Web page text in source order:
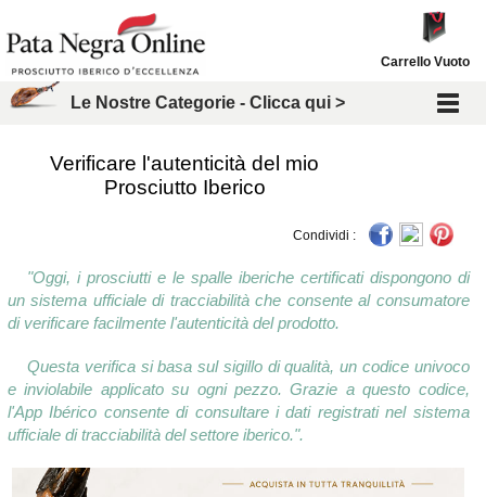
Carrello Vuoto
Le Nostre Categorie - Clicca qui >
Verificare l'autenticità del mio
Prosciutto Iberico
Condividi :
"Oggi, i prosciutti e le spalle iberiche certificati dispongono di
un sistema ufficiale di tracciabilità che consente al consumatore
di verificare facilmente l'autenticità del prodotto.
Questa verifica si basa sul sigillo di qualità, un codice univoco
e inviolabile applicato su ogni pezzo. Grazie a questo codice,
l'App Ibérico consente di consultare i dati registrati nel sistema
ufficiale di tracciabilità del settore iberico.".